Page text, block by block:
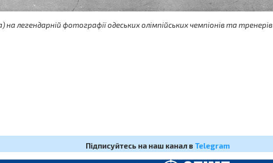
легендарній фотографії одеських олімпійських чемпіонів та тренерів
Підписуйтесь на наш канал в Telegram